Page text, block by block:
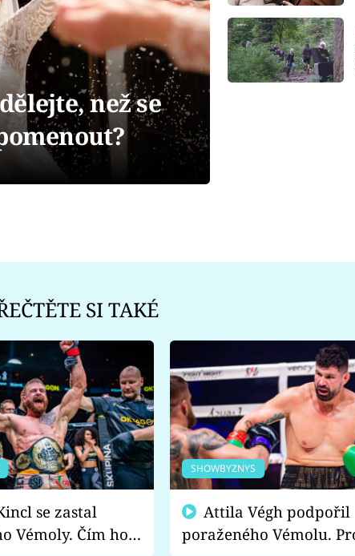
než se
SI TAKÉ
Vémoly. Čím ho
SHOWBYZNYS
poraženého Vémolu.